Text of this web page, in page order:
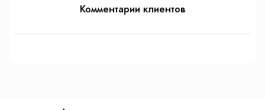
Комментарии клиентов